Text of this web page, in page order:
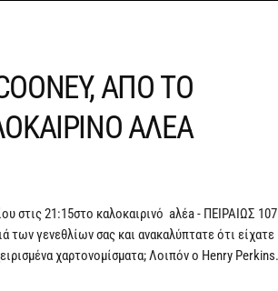
ΑΠΟ ΤΟ
AΛΕΑ
στις 21:15στο καλοκαιρινό aλέa - ΠΕΙΡΑΙΩΣ 107
των γενεθλίων σας και ανακαλύπτατε ότι είχατε
χαρτονομίσματα; Λοιπόν ο Henry Perkins